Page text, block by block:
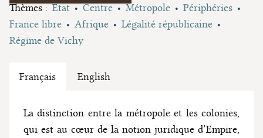
Thèmes : État Centre Métropole
Périphéries
France libre
Afrique
Légalité républicaine
Régime de Vichy
Français English
La distinction entre la métropole et les colonies,
qui est au cœur de la notion juridique d’Empire,